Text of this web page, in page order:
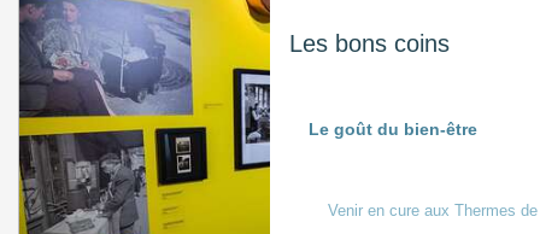
Les bons coins
Le goût du bien-être
Venir en cure aux Thermes